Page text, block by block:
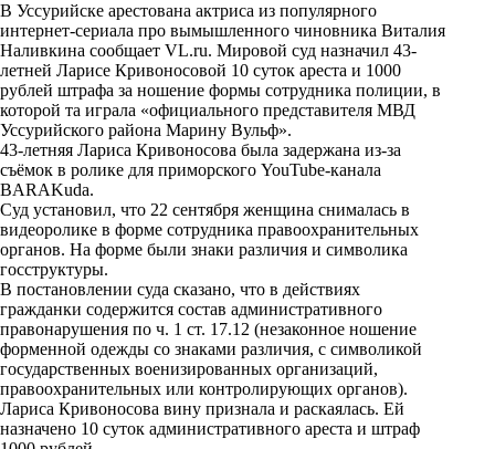
i
t
t
e
r
n
o
k
l
a
s
s
n
k
i
l
e
g
r
a
m
p
y
L
i
n
k
В Уссурийске арестована актриса из популярного
интернет-сериала про вымышленного чиновника Виталия
Наливкина сообщает VL.ru. Мировой суд назначил 43-
летней Ларисе Кривоносовой 10 суток ареста и 1000
рублей штрафа за ношение формы сотрудника полиции, в
которой та играла «официального представителя МВД
Уссурийского района Марину Вульф».
43-летняя Лариса Кривоносова была задержана из-за
съёмок в ролике для приморского YouTube-канала
BARAKuda.
Суд установил, что 22 сентября женщина снималась в
видеоролике в форме сотрудника правоохранительных
органов. На форме были знаки различия и символика
госструктуры.
В постановлении суда сказано, что в действиях
гражданки содержится состав административного
правонарушения по ч. 1 ст. 17.12 (незаконное ношение
форменной одежды со знаками различия, с символикой
государственных военизированных организаций,
правоохранительных или контролирующих органов).
Лариса Кривоносова вину признала и раскаялась. Ей
назначено 10 суток административного ареста и штраф